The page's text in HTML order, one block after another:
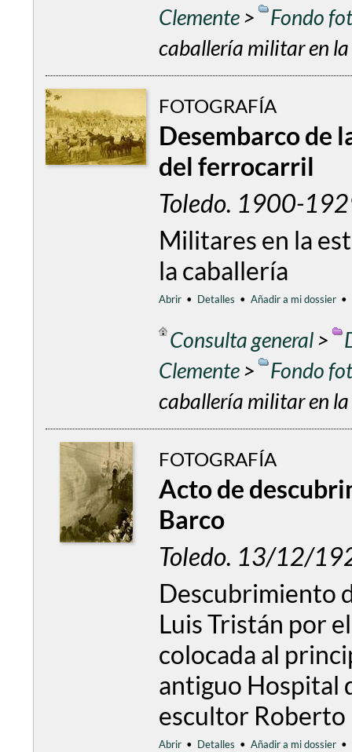
Clemente>
Fondo
caballería militar en
FOTOGRAFÍA
Desembarco de
del ferrocarril
Toledo. 1900-
Militares en la
la caballería
Abrir • Detalles • Añadir a mi dossier •
Consulta general>
Clemente>
Fondo
caballería militar en
FOTOGRAFÍA
Acto de
Barco
Toledo. 13/12/
Descubrimiento
Luis Tristán por
colocada al
antiguo Hospital
escultor Roberto
Abrir • Detalles • Añadir a mi dossier •